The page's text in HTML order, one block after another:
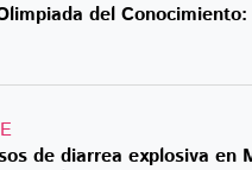
del
de diarrea explosiva en